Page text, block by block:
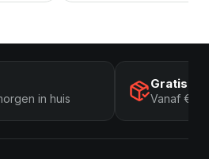
in huis
Gratis
Vanaf €